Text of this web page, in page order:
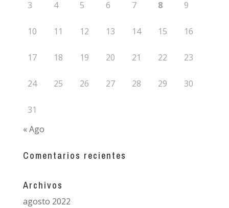
3 4 5 6 7 8 9
10 11 12 13 14 15 16
17 18 19 20 21 22 23
24 25 26 27 28 29 30
31
« Ago
Comentarios recientes
Archivos
agosto 2022